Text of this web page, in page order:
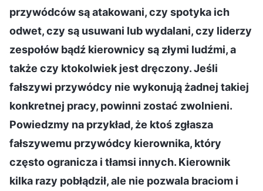
przywódców są atakowani, czy spotyka ich
odwet, czy są usuwani lub wydalani, czy liderzy
zespołów bądź kierownicy są złymi ludźmi, a
także czy ktokolwiek jest dręczony. Jeśli
fałszywi przywódcy nie wykonują żadnej takiej
konkretnej pracy, powinni zostać zwolnieni.
Powiedzmy na przykład, że ktoś zgłasza
fałszywemu przywódcy kierownika, który
często ogranicza i tłamsi innych. Kierownik
kilka razy pobłądził, ale nie pozwala braciom i